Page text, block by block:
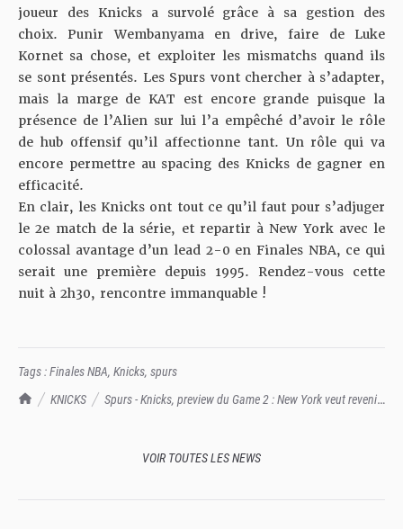
TrashTalk Actu NBA
KNICKS
Spurs - Knicks, preview du Game 2 : New York veut revenir
joueur des Knicks a survolé grâce à sa gestion des
choix. Punir Wembanyama en drive, faire de Luke
Kornet sa chose, et exploiter les mismatchs quand ils
se sont présentés. Les Spurs vont chercher à s’adapter,
mais la marge de KAT est encore grande puisque la
présence de l’Alien sur lui l’a empêché d’avoir le rôle
de hub offensif qu’il affectionne tant. Un rôle qui va
encore permettre au spacing des Knicks de gagner en
efficacité.
En clair, les Knicks ont tout ce qu’il faut pour s’adjuger
le 2e match de la série, et repartir à New York avec le
colossal avantage d’un lead 2-0 en Finales NBA, ce qui
serait une première depuis 1995. Rendez-vous cette
nuit à 2h30, rencontre immanquable !
Tags :Finales NBA, Knicks, spurs
VOIR TOUTES LES NEWS